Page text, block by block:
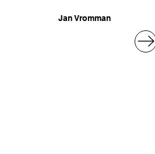
Jan Vromman